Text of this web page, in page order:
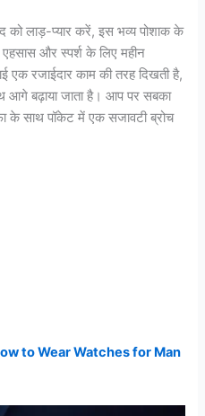
लाड़-प्यार करें, इस भव्य पोशाक के
और स्पर्श के लिए महीन
एक रजाईदार काम की तरह दिखती है,
आगे बढ़ाया जाता है। आप पर सबका
के साथ पॉकेट में एक सजावटी ब्रोच
How to Wear Watches for Man